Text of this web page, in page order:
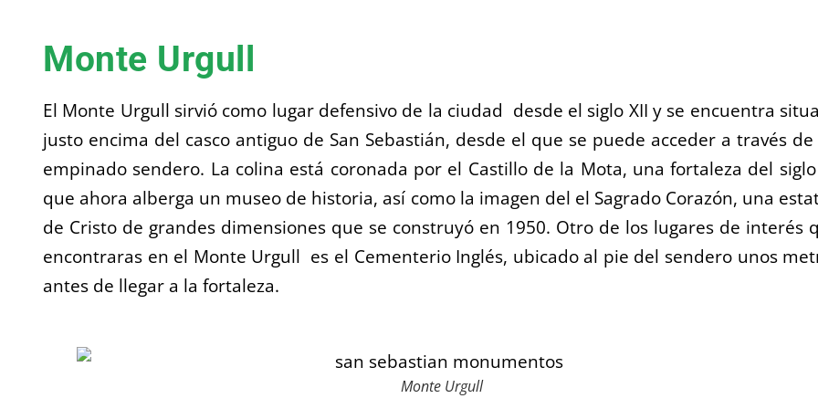
Monte Urgull
El Monte Urgull sirvió como lugar defensivo de la ciudad desde el siglo XII y se encuentra
justo encima del casco antiguo de San Sebastián, desde el que se puede acceder a través
empinado sendero. La colina está coronada por el Castillo de la Mota, una fortaleza del siglo
que ahora alberga un museo de historia, así como la imagen del el Sagrado Corazón, una
de Cristo de grandes dimensiones que se construyó en 1950. Otro de los lugares de interés
encontraras en el Monte Urgull es el Cementerio Inglés, ubicado al pie del sendero unos
antes de llegar a la fortaleza.
Monte Urgull